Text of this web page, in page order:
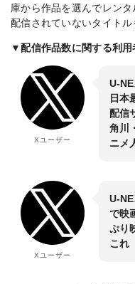
庫から作品を選んでレンタ
配信されていないタイトル
▼配信作品数に関する利用
Xユーザー
U-
日本
配信
角川
ニメ
Xユーザー
U-
で映
ぷり
これ